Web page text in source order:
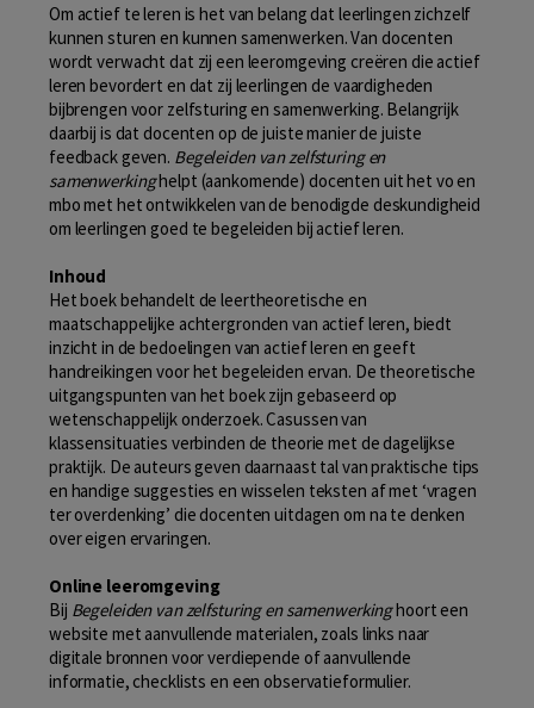
Om actief te leren is het van belang dat leerlingen zichzelf
kunnen sturen en kunnen samenwerken. Van docenten
wordt verwacht dat zij een leeromgeving creëren die actief
leren bevordert en dat zij leerlingen de vaardigheden
bijbrengen voor zelfsturing en samenwerking. Belangrijk
daarbij is dat docenten op de juiste manier de juiste
feedback geven. Begeleiden van zelfsturing en
samenwerkinghelpt (aankomende) docenten uit het vo en
mbo met het ontwikkelen van de benodigde deskundigheid
om leerlingen goed te begeleiden bij actief leren.
Inhoud
Het boek behandelt de leertheoretische en
maatschappelijke achtergronden van actief leren, biedt
inzicht in de bedoelingen van actief leren en geeft
handreikingen voor het begeleiden ervan. De theoretische
uitgangspunten van het boek zijn gebaseerd op
wetenschappelijk onderzoek. Casussen van
klassensituaties verbinden de theorie met de dagelijkse
praktijk. De auteurs geven daarnaast tal van praktische tips
en handige suggesties en wisselen teksten af met ‘vragen
ter overdenking’ die docenten uitdagen om na te denken
over eigen ervaringen.
Online leeromgeving
Bij Begeleiden van zelfsturing en samenwerkinghoort een
website met aanvullende materialen, zoals links naar
digitale bronnen voor verdiepende of aanvullende
informatie, checklists en een observatieformulier.